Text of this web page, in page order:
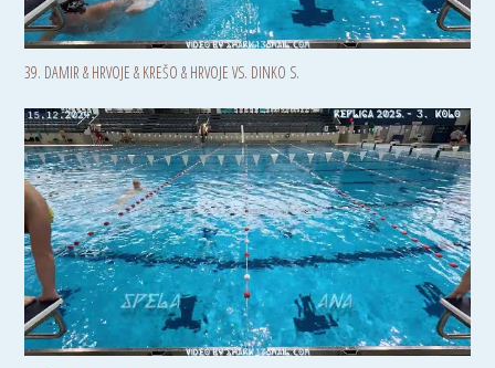
39. DAMIR & HRVOJE & KREŠO & HRVOJE VS. DINKO S.